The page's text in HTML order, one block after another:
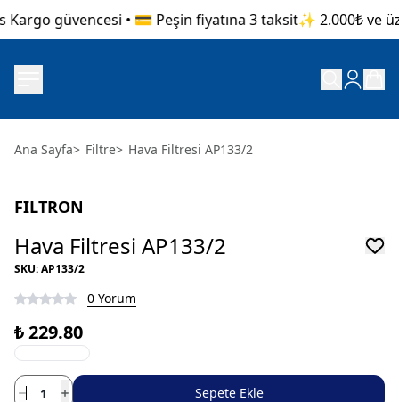
güvencesi • 💳 Peşin fiyatına 3 taksit✨ 2.000₺ ve
Ana Sayfa> Filtre> Hava Filtresi AP133/2
FILTRON
Hava Filtresi AP133/2
SKU:AP133/2
0 Yorum
₺ 229.80
Sepete Ekle